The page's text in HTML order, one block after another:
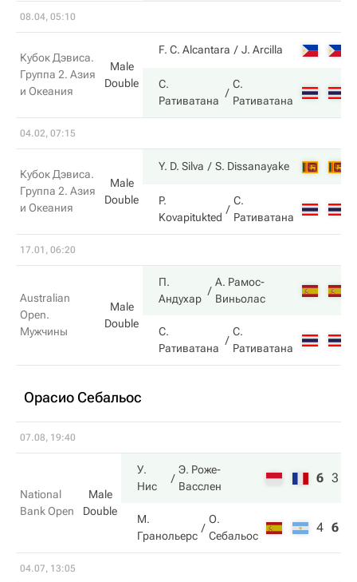
08.04, 05:10
Кубок Дэвиса.
Группа 2. Азия
и Океания
Male
Double
F. C. Alcantara J. Arcilla
С.
Ративатана
С.
Ративатана
04.02, 07:15
Кубок Дэвиса.
Группа 2. Азия
и Океания
Male
Double
Y. D. Silva S. Dissanayake
P.
Kovapitukted
С.
Ративатана
17.01, 06:20
Australian
Open.
Мужчины
Male
Double
П.
Андухар
А. Рамос-
Виньолас
С.
Ративатана
С.
Ративатана
Орасио Себальос
07.08, 19:40
National
Bank Open
Male
Double
У.
Нис
Э. Роже-
Васслен
6 3
М.
Гранольерс
О.
Себальос
4 6
04.07, 13:05